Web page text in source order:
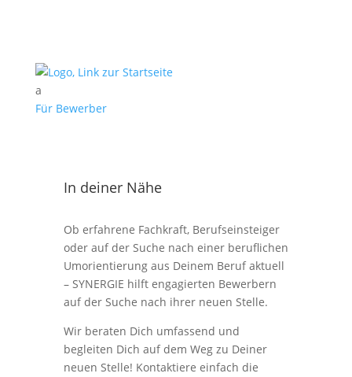
a
Für Bewerber
In deiner Nähe
Ob erfahrene Fachkraft, Berufseinsteiger
oder auf der Suche nach einer beruflichen
Umorientierung aus Deinem Beruf aktuell
– SYNERGIE hilft engagierten Bewerbern
auf der Suche nach ihrer neuen Stelle.
Wir beraten Dich umfassend und
begleiten Dich auf dem Weg zu Deiner
neuen Stelle! Kontaktiere einfach die